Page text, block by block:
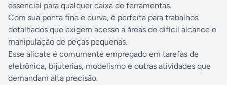
essencial para qualquer caixa de ferramentas.
Com sua ponta fina e curva, é perfeita para trabalhos
detalhados que exigem acesso a áreas de difícil alcance e
manipulação de peças pequenas.
Esse alicate é comumente empregado em tarefas de
eletrônica, bijuterias, modelismo e outras atividades que
demandam alta precisão.